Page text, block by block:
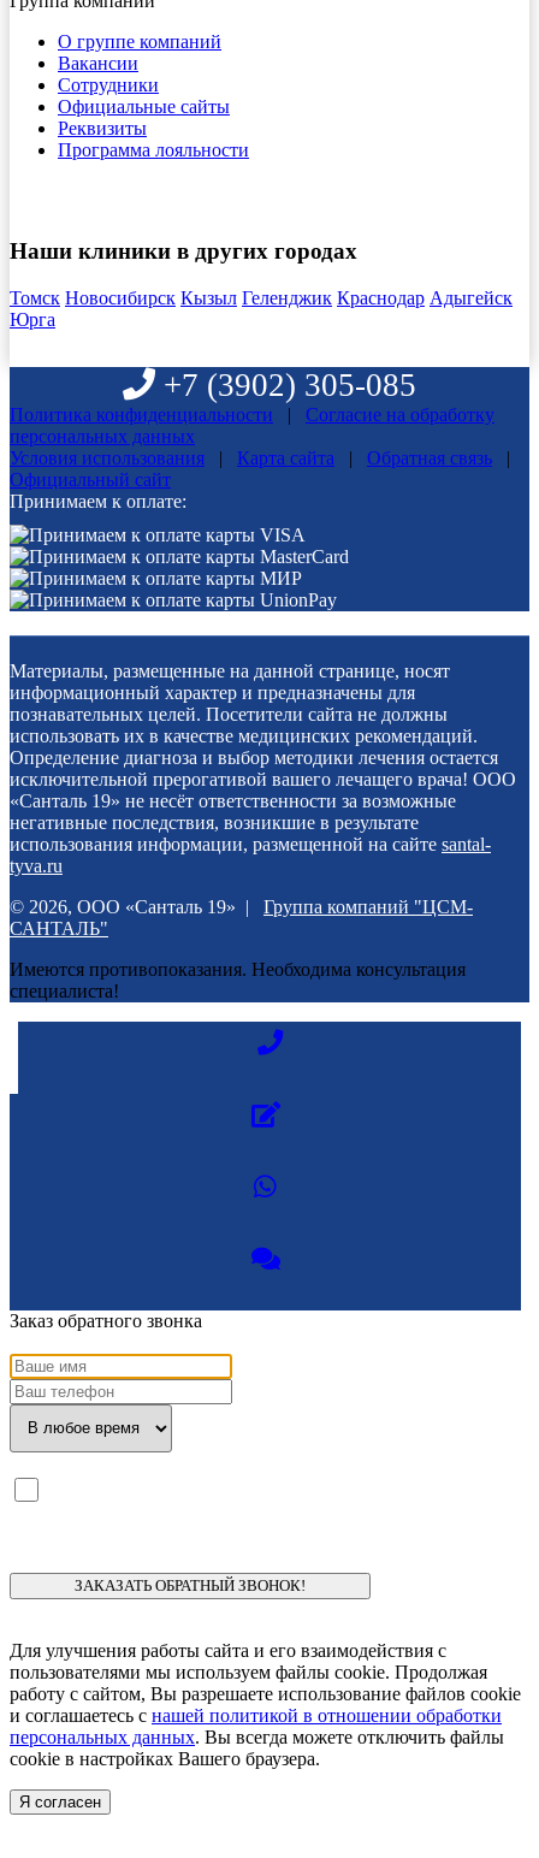
О группе компаний
Вакансии
Сотрудники
Официальные сайты
Реквизиты
Программа лояльности
Наши клиники в других городах
Томск Новосибирск Кызыл Геленджик Краснодар Адыгейск
Юрга
+7 (3902) 305-085
Политика конфиденциальности |
Согласие на обработку
персональных данных
Условия использования
| Карта сайта | Обратная связь
|
Официальный сайт
Принимаем к оплате:
Материалы, размещенные на данной странице, носят
информационный характер и предназначены для
познавательных целей. Посетители сайта не должны
использовать их в качестве медицинских рекомендаций.
Определение диагноза и выбор методики лечения остается
исключительной прерогативой вашего лечащего врача! ООО
«Санталь 19» не несёт ответственности за возможные
негативные последствия, возникшие в результате
использования информации, размещенной на сайте santal-
tyva.ru
© 2026, ООО «Санталь 19» | Группа компаний "ЦСМ-
САНТАЛЬ"
Имеются противопоказания. Необходима консультация
специалиста!
Заказ обратного звонка
Для улучшения работы сайта и его взаимодействия с
пользователями мы используем файлы cookie. Продолжая
работу с сайтом, Вы разрешаете использование файлов cookie
и соглашаетесь с нашей политикой в отношении обработки
персональных данных. Вы всегда можете отключить файлы
cookie в настройках Вашего браузера.
Я согласен